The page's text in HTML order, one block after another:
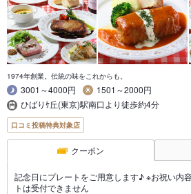
1974年創業。伝統の味をこれからも。
3001～4000円
1501～2000円
ひばりｹ丘(東京)駅南口より徒歩約4分
口コミ投稿特典対象店
クーポン
記念日にプレートをご用意します♪ ※お祝い内
トは受付できません